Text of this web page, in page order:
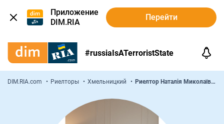
Приложение
DIM.RIA
Перейти
#russiaIsATerroristState
DIM.RIA.com Риелторы Хмельницкий Риелтор Наталія Миколаївна Вебер